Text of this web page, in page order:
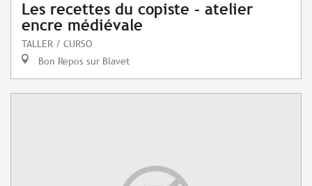
Les recettes du copiste – atelier
encre médiévale
TALLER / CURSO
Bon Repos sur Blavet